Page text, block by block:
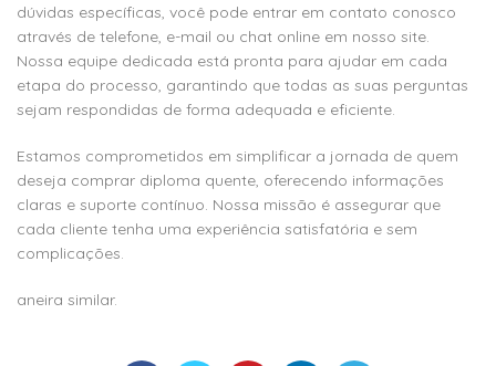
dúvidas específicas, você pode entrar em contato conosco
através de telefone, e-mail ou chat online em nosso site.
Nossa equipe dedicada está pronta para ajudar em cada
etapa do processo, garantindo que todas as suas perguntas
sejam respondidas de forma adequada e eficiente.
Estamos comprometidos em simplificar a jornada de quem
deseja comprar diploma quente, oferecendo informações
claras e suporte contínuo. Nossa missão é assegurar que
cada cliente tenha uma experiência satisfatória e sem
complicações.
aneira similar.